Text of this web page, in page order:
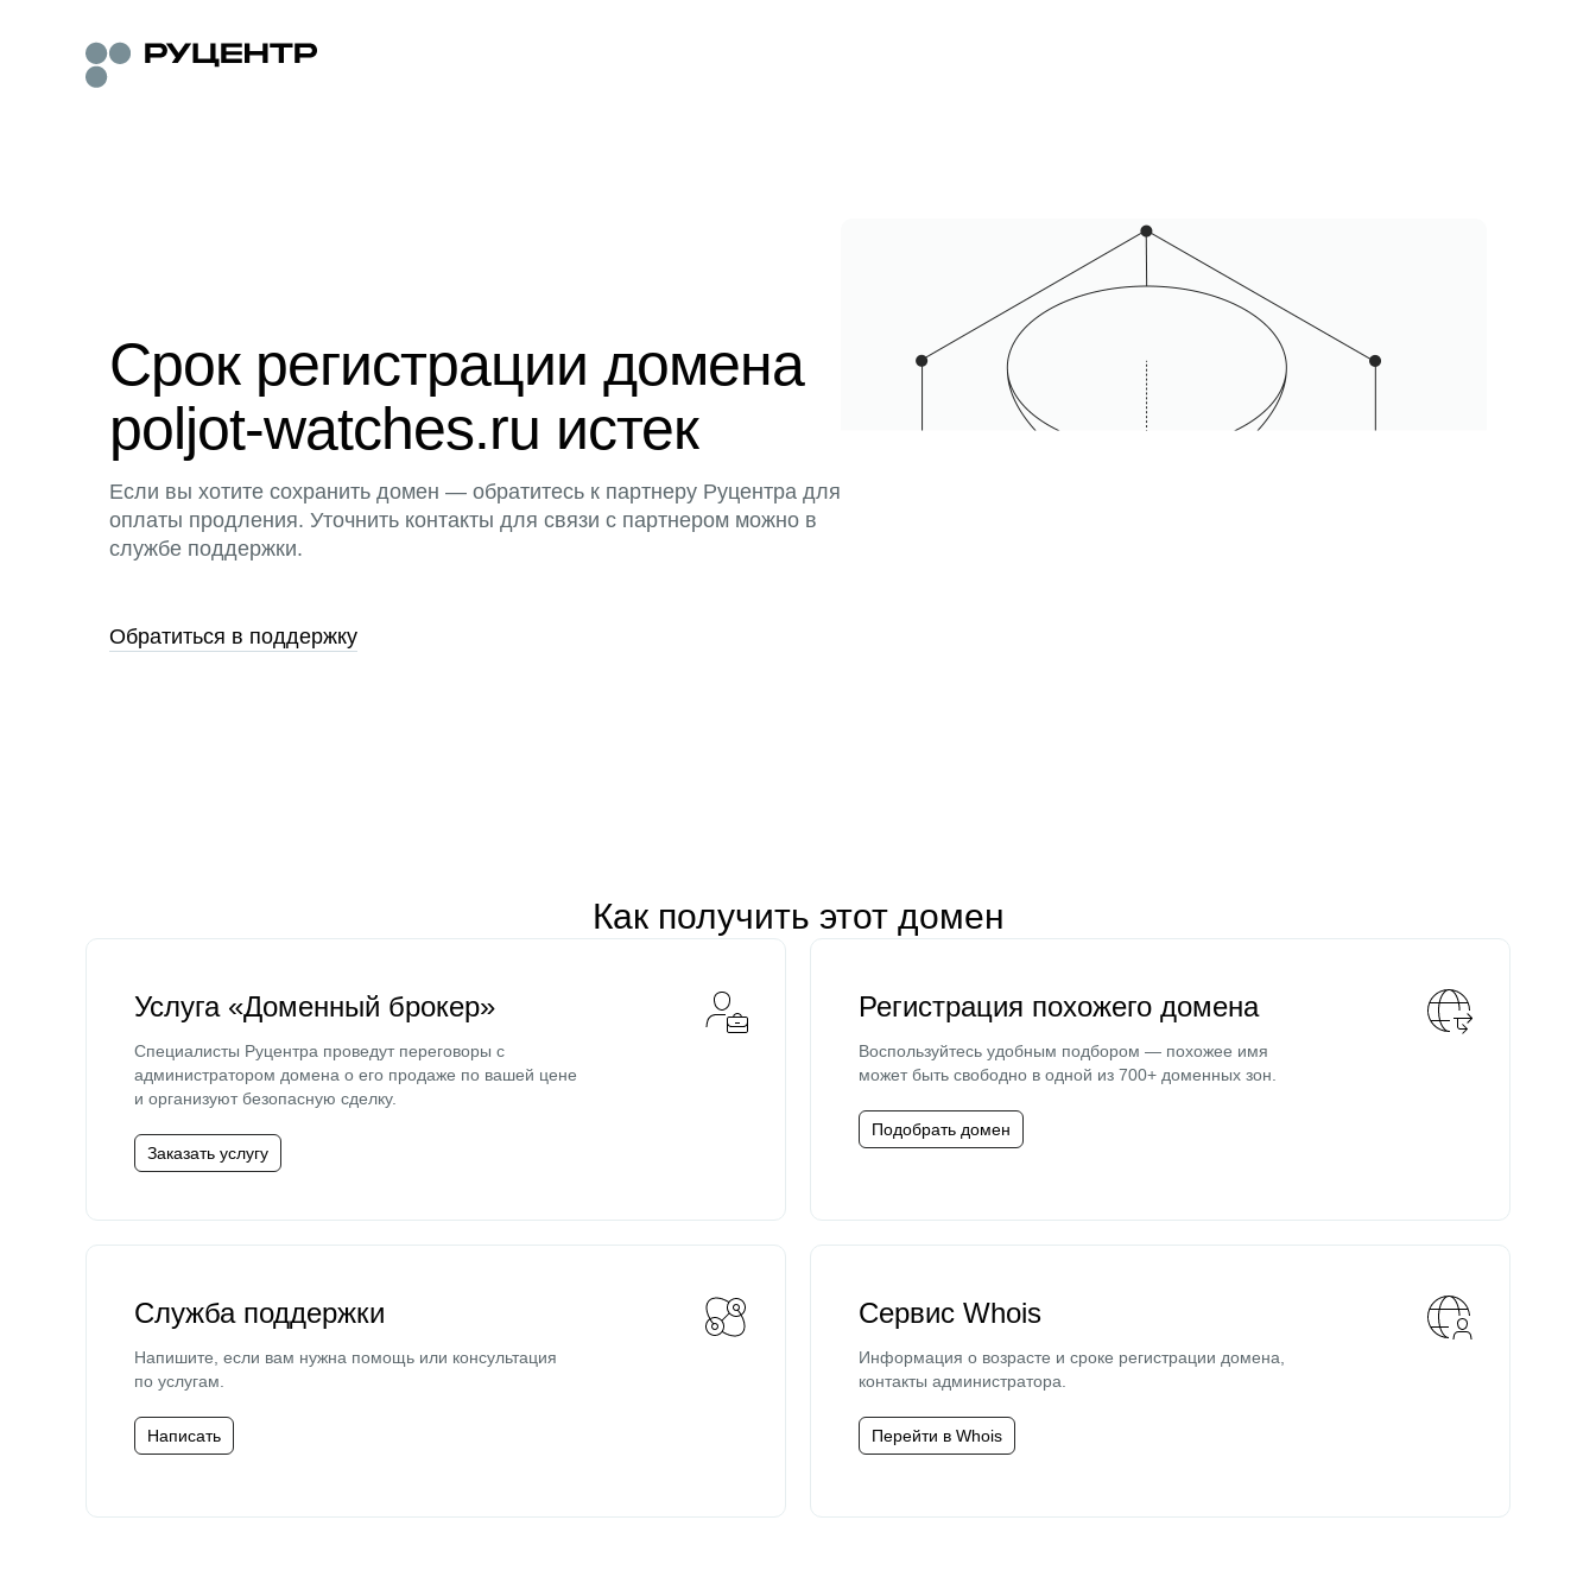
Срок регистрации домена
poljot-watches.ru истек
Если вы хотите сохранить домен — обратитесь к партнеру Руцентра для
оплаты продления. Уточнить контакты для связи с партнером можно в
службе поддержки.
Обратиться в поддержку
Как получить этот домен
Услуга «Доменный брокер»
Специалисты Руцентра проведут переговоры с
администратором домена о его продаже по вашей цене
и организуют безопасную сделку.
Заказать услугу
Регистрация похожего домена
Воспользуйтесь удобным подбором — похожее имя
может быть свободно в одной из 700+ доменных зон.
Подобрать домен
Служба поддержки
Напишите, если вам нужна помощь или консультация
по услугам.
Написать
Сервис Whois
Информация о возрасте и сроке регистрации домена,
контакты администратора.
Перейти в Whois